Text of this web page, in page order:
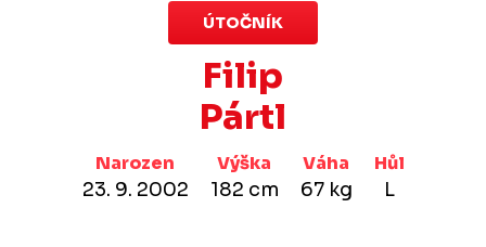
ÚTOČNÍK
Filip
Pártl
Narozen
23. 9. 2002
Výška
182 cm
Váha
67 kg
Hůl
L